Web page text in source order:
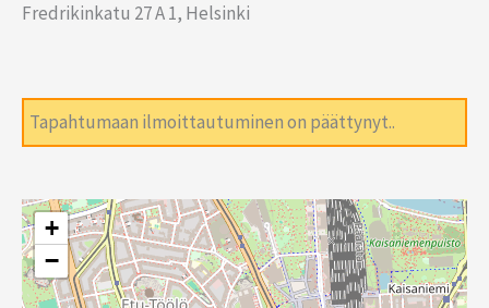
Fredrikinkatu 27 A 1, Helsinki
Tapahtumaan ilmoittautuminen on päättynyt..
+
−